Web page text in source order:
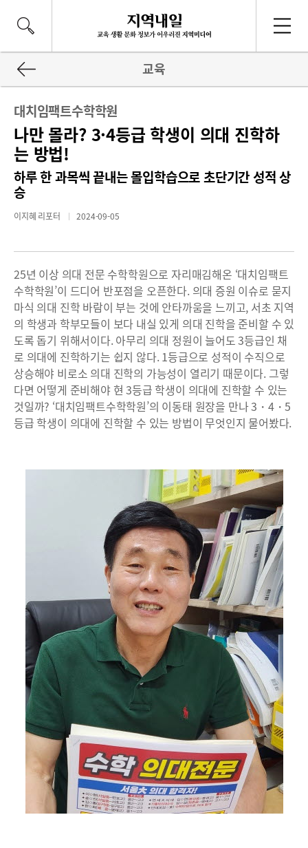
교육
대치임팩트수학학원
나만 몰라? 3·4등급 학생이 의대 진학하
는 방법!
하루 한 과목씩 끝내는 몰입학습으로 초단기간 성적 상
승
이지혜 리포터 2024-09-05
25년 이상 의대 전문 수학학원으로 자리매김해온 ‘대치임팩트
수학학원’이 드디어 반포점을 오픈한다. 의대 증원 이슈로 묻지
마식 의대 진학 바람이 부는 것에 안타까움을 느끼고, 서초 지역
의 학생과 학부모들이 보다 내실 있게 의대 진학을 준비할 수 있
도록 돕기 위해서이다. 아무리 의대 정원이 늘어도 3등급인 채
로 의대에 진학하기는 쉽지 않다. 1등급으로 성적이 수직으로
상승해야 비로소 의대 진학의 가능성이 열리기 때문이다. 그렇
다면 어떻게 준비해야 현 3등급 학생이 의대에 진학할 수 있는
것일까? ‘대치임팩트수학학원’의 이동태 원장을 만나 3・4・5
등급 학생이 의대에 진학할 수 있는 방법이 무엇인지 물어봤다.